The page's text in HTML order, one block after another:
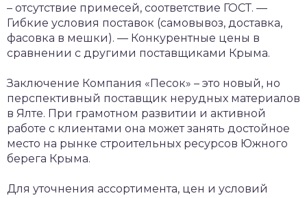
– отсутствие примесей, соответствие ГОСТ. —
Гибкие условия поставок (самовывоз, доставка,
фасовка в мешки). — Конкурентные цены в
сравнении с другими поставщиками Крыма.
Заключение Компания «Песок» – это новый, но
перспективный поставщик нерудных материалов
в Ялте. При грамотном развитии и активной
работе с клиентами она может занять достойное
место на рынке строительных ресурсов Южного
берега Крыма.
Для уточнения ассортимента, цен и условий